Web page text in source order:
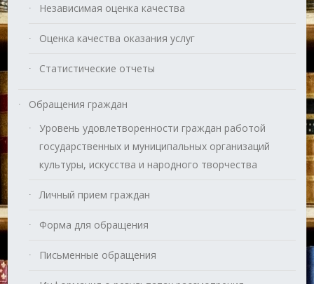
Независимая оценка качества
Оценка качества оказания услуг
Статистические отчеты
Обращения граждан
Уровень удовлетворенности граждан работой
государственных и муниципальных организаций
культуры, искусства и народного творчества
Личный прием граждан
Форма для обращения
Письменные обращения